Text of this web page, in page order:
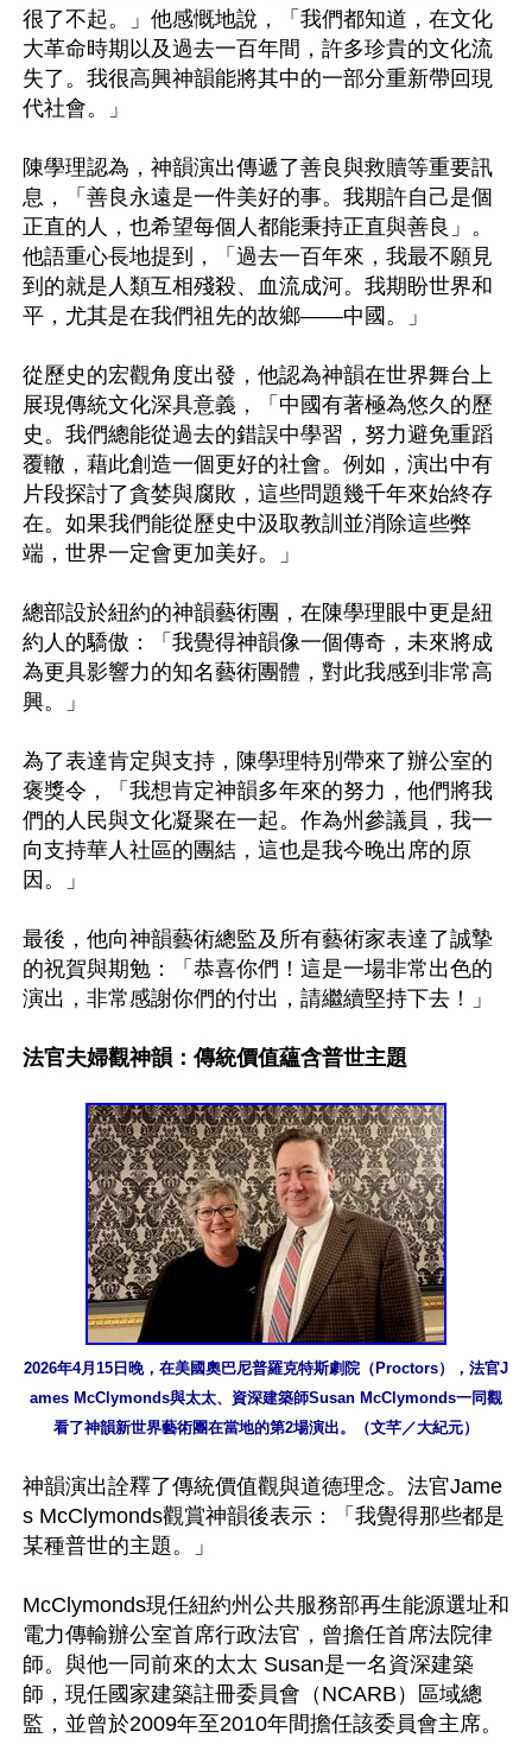
很了不起。」他感慨地說，「我們都知道，在文化
大革命時期以及過去一百年間，許多珍貴的文化流
失了。我很高興神韻能將其中的一部分重新帶回現
代社會。」
陳學理認為，神韻演出傳遞了善良與救贖等重要訊
息，「善良永遠是一件美好的事。我期許自己是個
正直的人，也希望每個人都能秉持正直與善良」。
他語重心長地提到，「過去一百年來，我最不願見
到的就是人類互相殘殺、血流成河。我期盼世界和
平，尤其是在我們祖先的故鄉——中國。」
從歷史的宏觀角度出發，他認為神韻在世界舞台上
展現傳統文化深具意義，「中國有著極為悠久的歷
史。我們總能從過去的錯誤中學習，努力避免重蹈
覆轍，藉此創造一個更好的社會。例如，演出中有
片段探討了貪婪與腐敗，這些問題幾千年來始終存
在。如果我們能從歷史中汲取教訓並消除這些弊
端，世界一定會更加美好。」
總部設於紐約的神韻藝術團，在陳學理眼中更是紐
約人的驕傲：「我覺得神韻像一個傳奇，未來將成
為更具影響力的知名藝術團體，對此我感到非常高
興。」
為了表達肯定與支持，陳學理特別帶來了辦公室的
褒獎令，「我想肯定神韻多年來的努力，他們將我
們的人民與文化凝聚在一起。作為州參議員，我一
向支持華人社區的團結，這也是我今晚出席的原
因。」
最後，他向神韻藝術總監及所有藝術家表達了誠摯
的祝賀與期勉：「恭喜你們！這是一場非常出色的
演出，非常感謝你們的付出，請繼續堅持下去！」
法官夫婦觀神韻：傳統價值蘊含普世主題
2026年4月15日晚，在美國奧巴尼普羅克特斯劇院（Proctors），法官J
ames McClymonds與太太、資深建築師Susan McClymonds一同觀
看了神韻新世界藝術團在當地的第2場演出。（文芊／大紀元）
神韻演出詮釋了傳統價值觀與道德理念。法官Jame
s McClymonds觀賞神韻後表示：「我覺得那些都是
某種普世的主題。」
McClymonds現任紐約州公共服務部再生能源選址和
電力傳輸辦公室首席行政法官，曾擔任首席法院律
師。與他一同前來的太太 Susan是一名資深建築
師，現任國家建築註冊委員會（NCARB）區域總
監，並曾於2009年至2010年間擔任該委員會主席。